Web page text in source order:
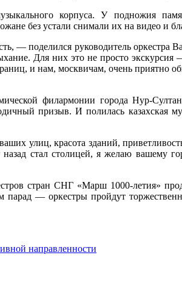
корпуса. У подножия
без устали снимали их на видео и
— поделился руководитель оркестра
Для них это не просто
и нам, москвичам, очень приятно
филармонии города Нур-
призыв. И полилась казахская
улиц, красота зданий,
стал столицей, я желаю вашему
стран СНГ «Марш 1000-летия»
парад — оркестры пройдут
направленности